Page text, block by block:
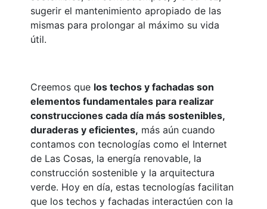
sugerir el mantenimiento apropiado de las
mismas para prolongar al máximo su vida
útil.
Creemos que los techos y fachadas son
elementos fundamentales para realizar
construcciones cada día más sostenibles,
duraderas y eficientes, más aún cuando
contamos con tecnologías como el Internet
de Las Cosas, la energía renovable, la
construcción sostenible y la arquitectura
verde. Hoy en día, estas tecnologías facilitan
que los techos y fachadas interactúen con la